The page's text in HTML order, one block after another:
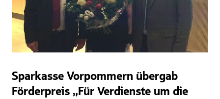
Sparkasse Vorpommern übergab
Förderpreis „Für Verdienste um die